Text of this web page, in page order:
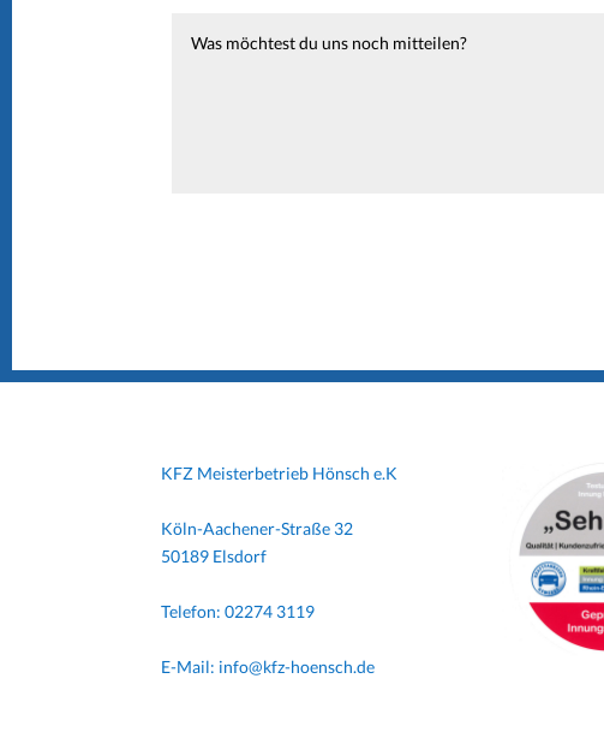
KFZ Meisterbetrieb Hönsch e.K
Köln-Aachener-Straße 32
50189 Elsdorf
Telefon: 02274 3119
E-Mail: info@kfz-hoensch.de